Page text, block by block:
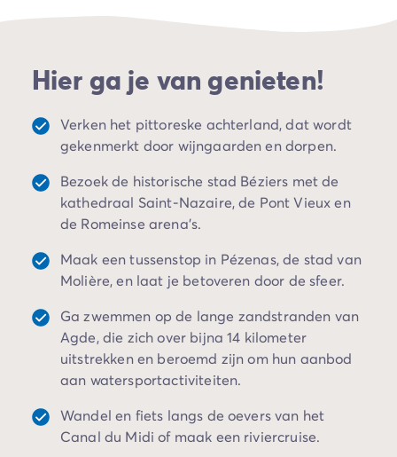
Camping Venetië
Camping Cantabrië
Camping San Sebastian
Camping Portugal
Camping Algarve
Camping Nederland
Camping Friesland
Camping Gelderland
Camping Arnhem
Camping Betuwe
Camping Nijmegen
Camping Veluwe
Camping Voorthuizen
Camping Limburg
Camping Noord-Brabant
Camping Hardenberg
Camping Twente
Ontdek de stad en het omliggende gebied, die je
wandelen, ponyrijden of fietsen door een
natuurgebied of langs het 4 kilometer lange
kun je verschillendewatersportenuitproberen. Niet
ver van onze campings in Valras-Plage liggen ook
mooie steden zoals Béziers, Agde, Sérignan, Vendres
en Marseillan, die uitnodigen tot een gezellige
wandeling met de hele familie. Klinkt dit niet als een
Hier ga je van genieten!
Verken het pittoreske achterland, dat wordt
gekenmerkt door wijngaarden en dorpen.
Bezoek de historische stad Béziers met de
kathedraal Saint-Nazaire, de Pont Vieux en
de Romeinse arena's.
Maak een tussenstop in Pézenas, de stad van
Molière, en laat je betoveren door de sfeer.
Ga zwemmen op de lange zandstranden van
Agde, die zich over bijna 14 kilometer
uitstrekken en beroemd zijn om hun aanbod
aan watersportactiviteiten.
Wandel en fiets langs de oevers van het
Canal du Midi of maak een riviercruise.